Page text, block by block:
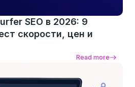
SEO в 2026: 9
скорости, цен и
Read more